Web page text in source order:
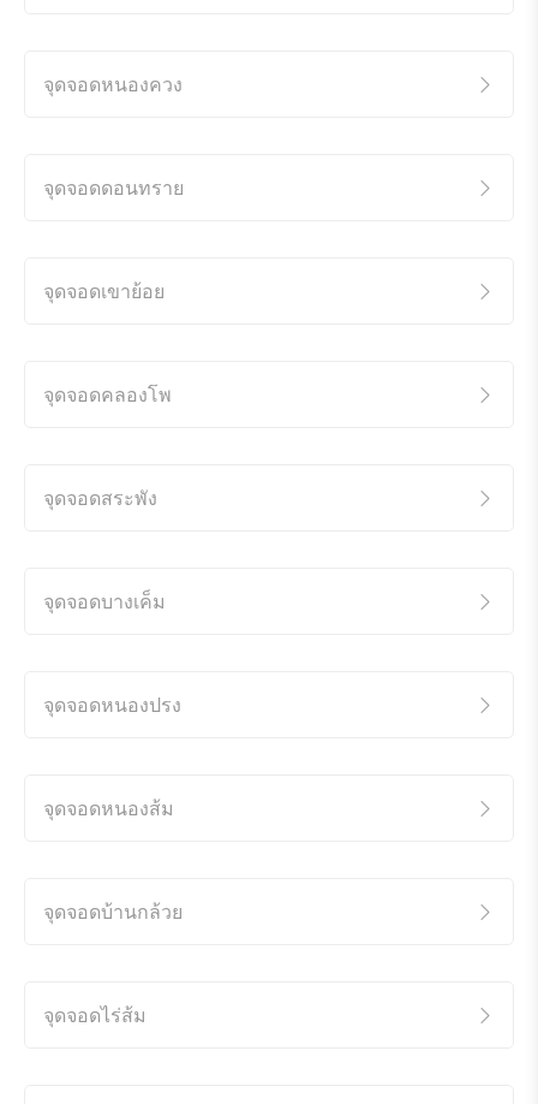
จุดจอดหนองควง
จุดจอดดอนทราย
จุดจอดเขาย้อย
จุดจอดคลองโพ
จุดจอดสระพัง
จุดจอดบางเค็ม
จุดจอดหนองปรง
จุดจอดหนองส้ม
จุดจอดบ้านกล้วย
จุดจอดไร่ส้ม